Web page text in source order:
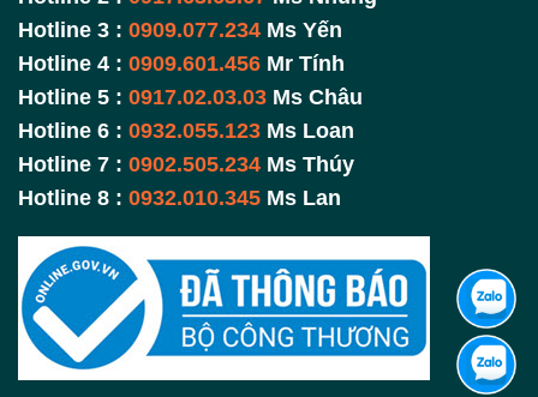
Hotline 3 : 0909.077.234 Ms Yến
Hotline 4 : 0909.601.456 Mr Tính
Hotline 5 : 0917.02.03.03 Ms Châu
Hotline 6 : 0932.055.123 Ms Loan
Hotline 7 : 0902.505.234 Ms Thúy
Hotline 8 : 0932.010.345 Ms Lan